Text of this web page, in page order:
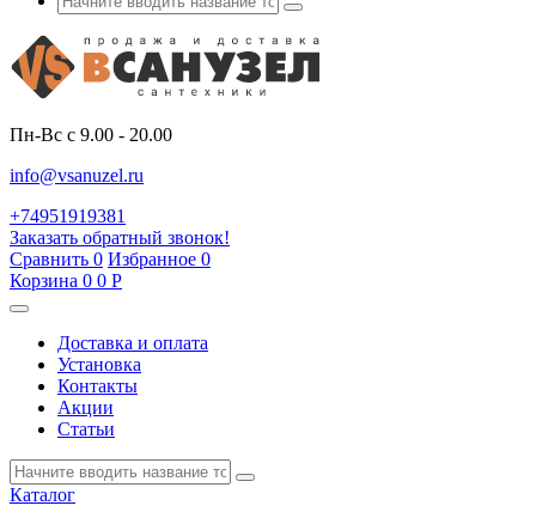
Пн-Вс с 9.00 - 20.00
info@vsanuzel.ru
+74951919381
Заказать обратный звонок!
Сравнить 0 Избранное 0
Корзина 0 0 Р
Доставка и оплата
Установка
Контакты
Акции
Статьи
Каталог